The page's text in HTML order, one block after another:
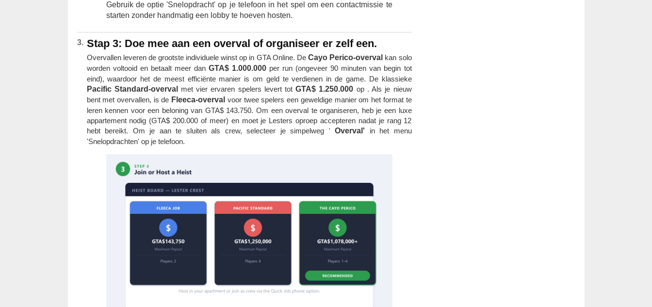
Gebruik de optie 'Snelopdracht' op je telefoon in het spel om een ​​contactmissie te
starten zonder handmatig een lobby te hoeven hosten.
Stap 3: Doe mee aan een overval of organiseer er zelf een.
Overvallen leveren de grootste individuele winst op in GTA Online. DeCayo Perico-overval kan solo
worden voltooid en betaalt meer dan GTA$ 1.000.000per run (ongeveer 90 minuten van begin tot
eind), waardoor het de meest efficiënte manier is om geld te verdienen in de game. De klassieke
Pacific Standard-overval
met vier ervaren spelers levert totGTA$ 1.250.000 op . Als je nieuw
bent met overvallen, is de Fleeca-overval voor twee spelers een geweldige manier om het format te
leren kennen voor een beloning van GTA$ 143.750. Om een ​​overval te organiseren, heb je een luxe
appartement nodig (GTA$ 200.000 of meer) en moet je Lesters oproep accepteren nadat je rang 12
hebt bereikt. Om je aan te sluiten als crew, selecteer je simpelweg ' Overval' in het menu
'Snelopdrachten' op je telefoon.